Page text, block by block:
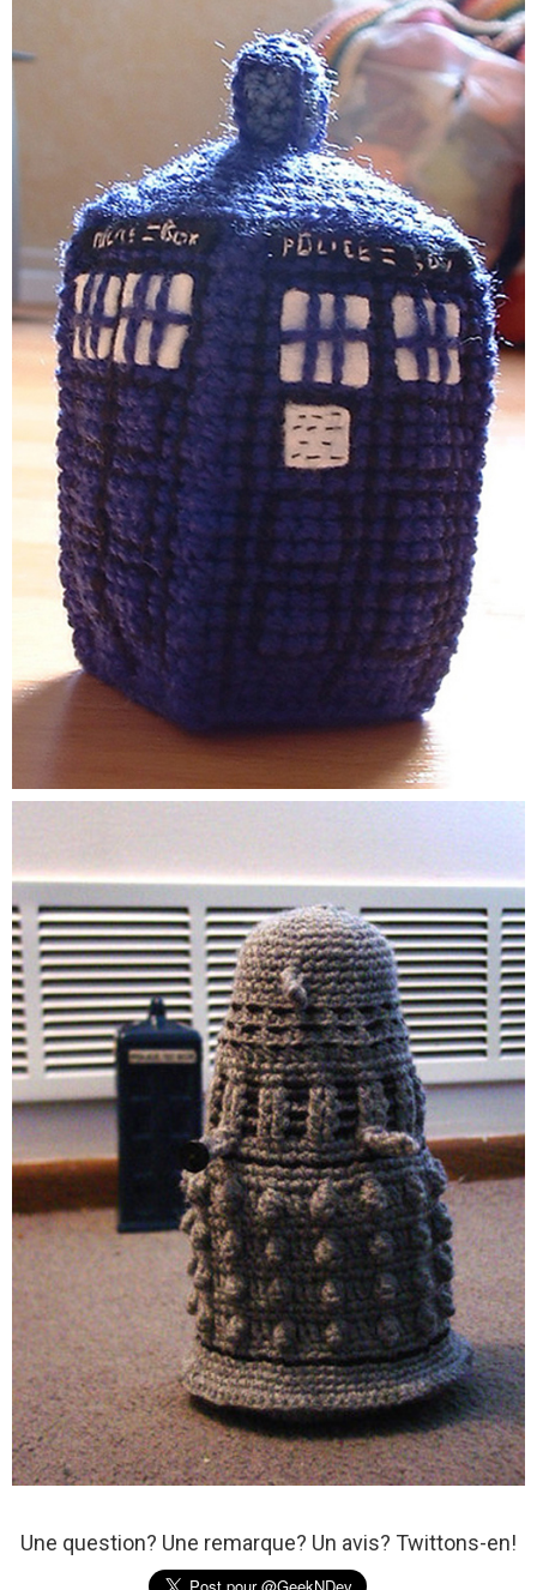
Une question? Une remarque? Un avis? Twittons-en!